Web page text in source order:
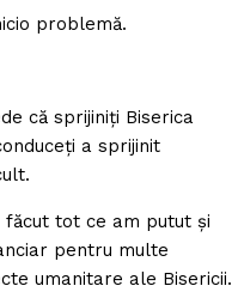
problemă.
că sprijiniţi Biserica
a sprijinit
făcut tot ce am putut şi
pentru multe
umanitare ale Bisericii.